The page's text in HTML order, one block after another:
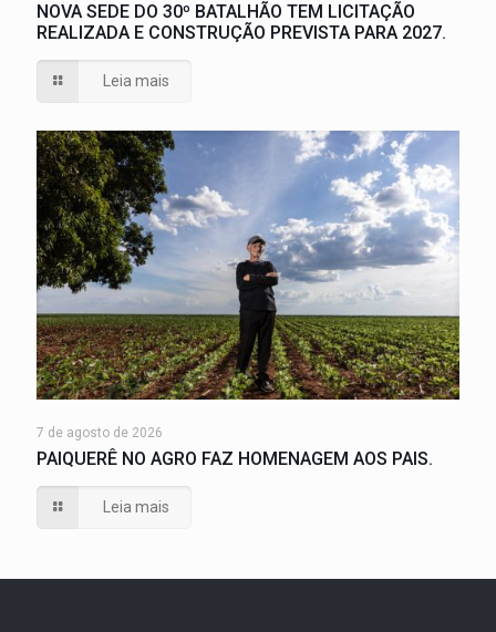
NOVA SEDE DO 30º BATALHÃO TEM LICITAÇÃO
REALIZADA E CONSTRUÇÃO PREVISTA PARA 2027.
Leia mais
7 de agosto de 2026
PAIQUERÊ NO AGRO FAZ HOMENAGEM AOS PAIS.
Leia mais